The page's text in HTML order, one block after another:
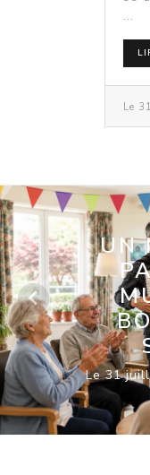
...
Le
UNE
Le 28